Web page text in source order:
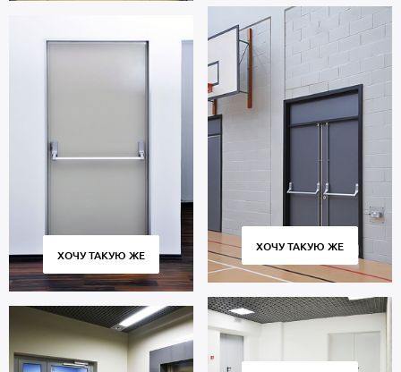
ХОЧУ ТАКУЮ ЖЕ
ХОЧУ ТАКУЮ ЖЕ